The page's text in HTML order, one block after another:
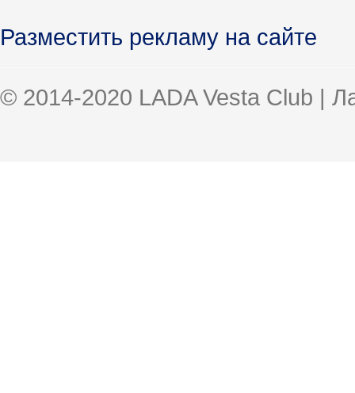
Разместить рекламу на сайте
© 2014-2020 LADA Vesta Club |